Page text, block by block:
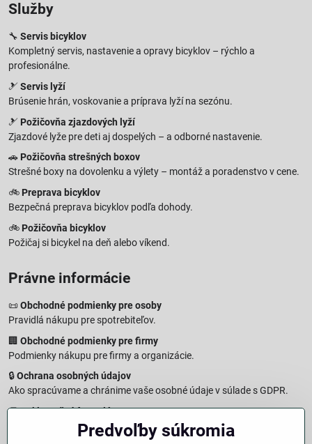
Služby
🔧 Servis bicyklov
Kompletný servis, nastavenie a opravy bicyklov – rýchlo a
profesionálne.
🎿 Servis lyží
Brúsenie hrán, voskovanie a príprava lyží na sezónu.
🎿 Požičovňa zjazdových lyží
Zjazdové lyže pre deti aj dospelých – a odborné nastavenie.
🚗 Požičovňa strešných boxov
Strešné boxy na dovolenku a výlety – montáž a poradenstvo v cene.
🚲 Preprava bicyklov
Bezpečná preprava bicyklov podľa dohody.
🚲 Požičovňa bicyklov
Požičaj si bicykel na deň alebo víkend.
Právne informácie
📜 Obchodné podmienky pre osoby
Pravidlá nákupu pre spotrebiteľov.
🏢 Obchodné podmienky pre firmy
Podmienky nákupu pre firmy a organizácie.
🔒Ochrana osobných údajov
Ako spracúvame a chránime vaše osobné údaje v súlade s GDPR.
🧾Reklamačný formulár
Jednoduché podanie reklamácie
Predvoľby súkromia